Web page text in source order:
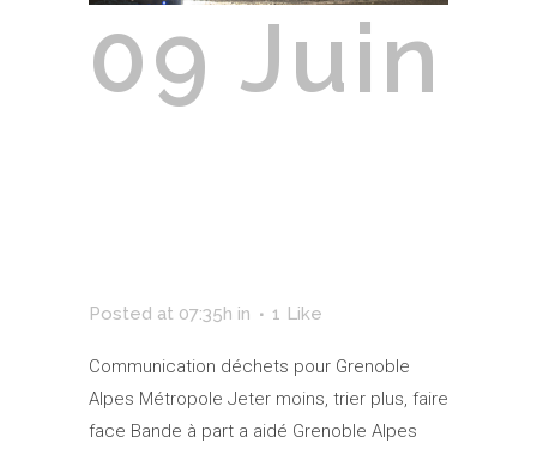
09 Juin
Posted at 07:35h in 1 Like
Communication déchets pour Grenoble
Alpes Métropole Jeter moins, trier plus, faire
face Bande à part a aidé Grenoble Alpes